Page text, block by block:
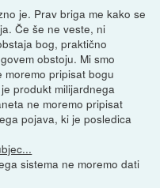
je. Prav briga me kako se
Če še ne veste, ni
bog, praktično
obstoju. Mi smo
pripisat bogu
produkt milijardnega
ne moremo pripisat
pojava, ki je posledica
sistema ne moremo dati